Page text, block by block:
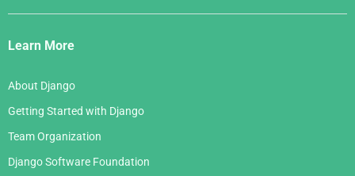
Django
Links
Learn More
About Django
Getting Started with Django
Team Organization
Django Software Foundation